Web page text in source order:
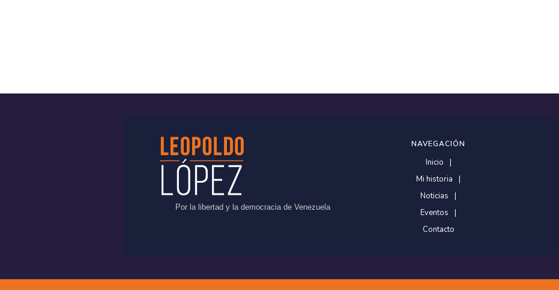
Por la libertad y la democracia de Venezuela
NAVEGACIÓN
Inicio
Mi historia
Noticias
Eventos
Contacto